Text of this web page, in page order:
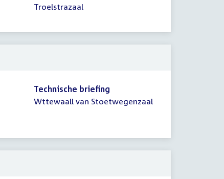
Troelstrazaal
Technische briefing
Wttewaall van Stoetwegenzaal